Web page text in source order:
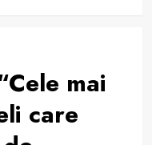
Cele mai
care